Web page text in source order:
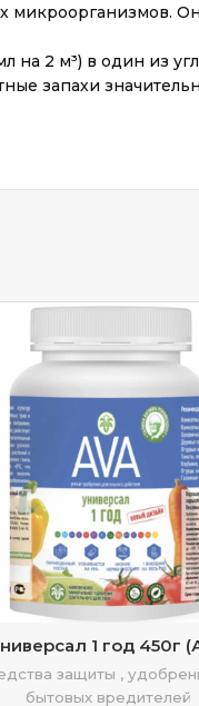
2 м³) в один из
запахи
1 год 450г
защиты ,
бытовых вредителей